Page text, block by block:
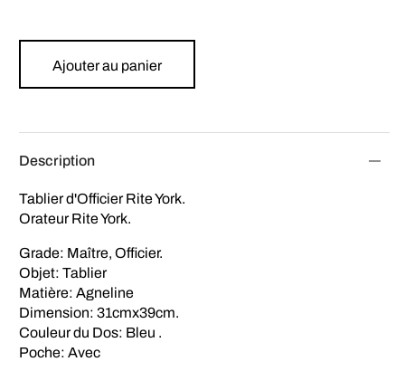
Ajouter au panier
Description
Tablier d'Officier Rite York.
Orateur Rite York.
Grade: Maître, Officier.
Objet: Tablier
Matière: Agneline
Dimension: 31cmx39cm.
Couleur du Dos: Bleu .
Poche: Avec